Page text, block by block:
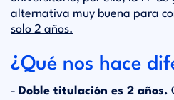
alternativa muy buena para
solo 2 años.
¿Qué nos hace
- Doble titulación es 2 años.